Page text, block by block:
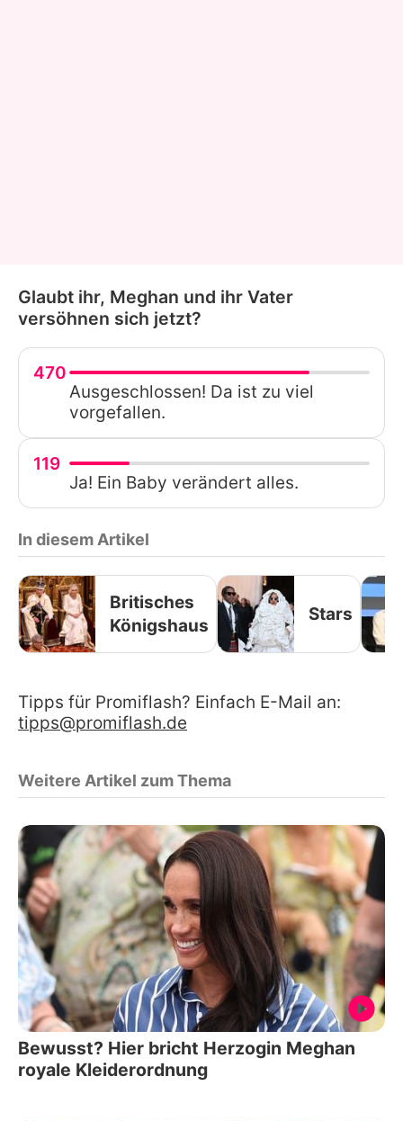
Glaubt ihr, Meghan und ihr Vater
versöhnen sich jetzt?
470
Ausgeschlossen! Da ist zu viel
vorgefallen.
119
Ja! Ein Baby verändert alles.
In diesem Artikel
Britisches
Königshaus
Stars
Tipps für Promiflash? Einfach E-Mail an:
tipps@promiflash.de
Weitere Artikel zum Thema
Bewusst? Hier bricht Herzogin Meghan
royale Kleiderordnung